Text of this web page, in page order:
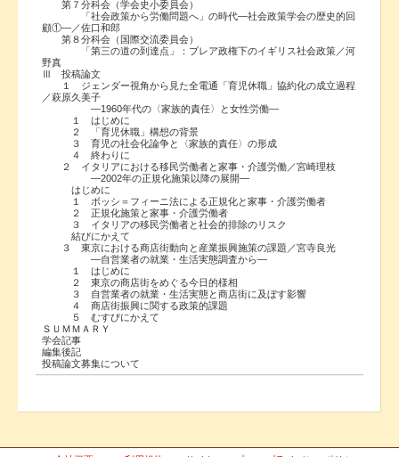
第７分科会（学会史小委員会）
「社会政策から労働問題へ」の時代―社会政策学会の歴史的回
顧①―／佐口和郎
第８分科会（国際交流委員会）
「第三の道の到達点」：ブレア政権下のイギリス社会政策／河
野真
Ⅲ 投稿論文
１ ジェンダー視角から見た全電通「育児休職」協約化の成立過程
／萩原久美子
―1960年代の〈家族的責任〉と女性労働―
１ はじめに
２ 「育児休職」構想の背景
３ 育児の社会化論争と〈家族的責任〉の形成
４ 終わりに
２ イタリアにおける移民労働者と家事・介護労働／宮崎理枝
―2002年の正規化施策以降の展開―
はじめに
１ ボッシ＝フィーニ法による正規化と家事・介護労働者
２ 正規化施策と家事・介護労働者
３ イタリアの移民労働者と社会的排除のリスク
結びにかえて
３ 東京における商店街動向と産業振興施策の課題／宮寺良光
―自営業者の就業・生活実態調査から―
１ はじめに
２ 東京の商店街をめぐる今日的様相
３ 自営業者の就業・生活実態と商店街に及ぼす影響
４ 商店街振興に関する政策的課題
５ むすびにかえて
ＳＵＭＭＡＲＹ
学会記事
編集後記
投稿論文募集について